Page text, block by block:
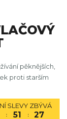
pěknějších,
proti starším
SLEVY ZBÝVÁ
: 51 : 27